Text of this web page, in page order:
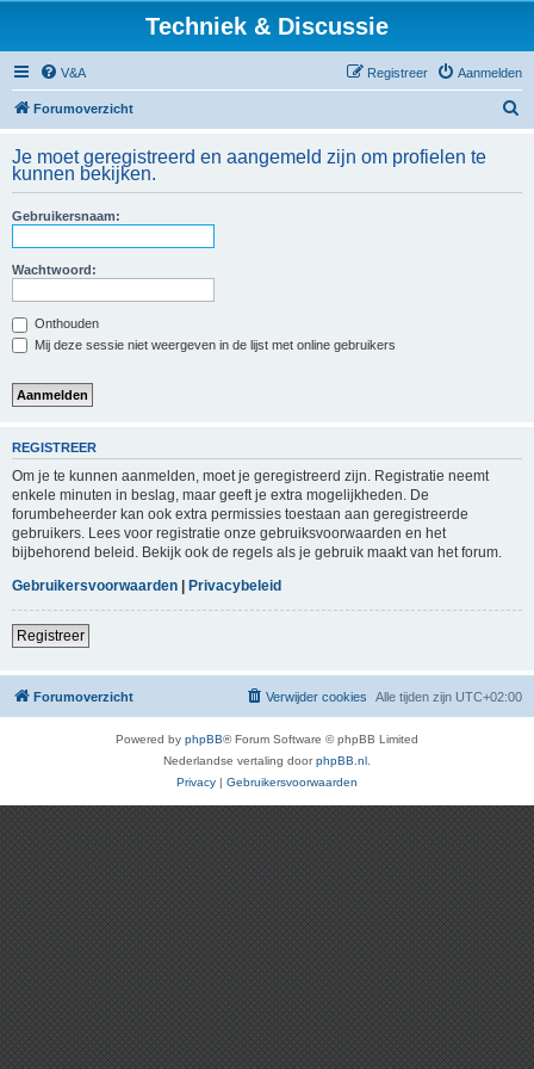
Techniek & Discussie
V&A Aanmelden
Registreer
Forumoverzicht
k
Je moet geregistreerd en aangemeld zijn om profielen te
kunnen bekijken.
Gebruikersnaam:
Wachtwoord:
Onthouden
Mij deze sessie niet weergeven in de lijst met online gebruikers
REGISTREER
Om je te kunnen aanmelden, moet je geregistreerd zijn. Registratie neemt
enkele minuten in beslag, maar geeft je extra mogelijkheden. De
forumbeheerder kan ook extra permissies toestaan aan geregistreerde
gebruikers. Lees voor registratie onze gebruiksvoorwaarden en het
bijbehorend beleid. Bekijk ook de regels als je gebruik maakt van het forum.
Gebruikersvoorwaarden | Privacybeleid
Registreer
Forumoverzicht Alle tijden zijn UTC+02:00
Verwijder cookies
Powered by phpBB® Forum Software © phpBB Limited
Nederlandse vertaling doorphpBB.nl
Privacy | Gebruikersvoorwaarden